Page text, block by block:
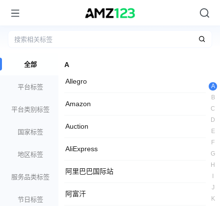
全部
平台标签
平台类别标签
国家标签
地区标签
服务品类标签
节日标签
A
Allegro
Amazon
Auction
AliExpress
阿里巴巴国际站
阿富汗
A
B
C
D
E
F
G
H
J
K